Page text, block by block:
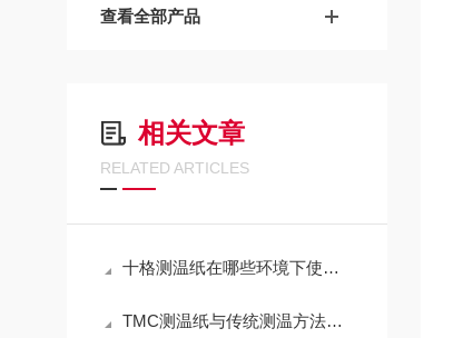
查看全部产品
相关文章
RELATED ARTICLES
十格测温纸在哪些环境下使用效果好？
TMC测温纸与传统测温方法相比有哪些优势？